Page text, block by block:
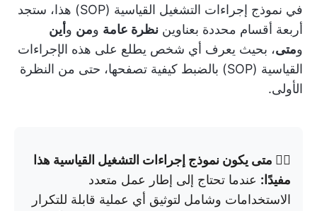
في نموذج إجراءات التشغيل القياسية (SOP) هذا، ستجد
أربعة أقسام محددة بعناوين نظرة عامة ومن وأين
ومتى، بحيث يعرف أي شخص يطلع على هذه الإجراءات
القياسية (SOP) بالضبط كيفية تصفحها، حتى من النظرة
الأولى.
👉🏼 متى يكون نموذج إجراءات التشغيل القياسية هذا
مفيدًا: عندما تحتاج إلى إطار عمل متعدد
الاستخدامات وشامل لتوثيق أي عملية قابلة للتكرار